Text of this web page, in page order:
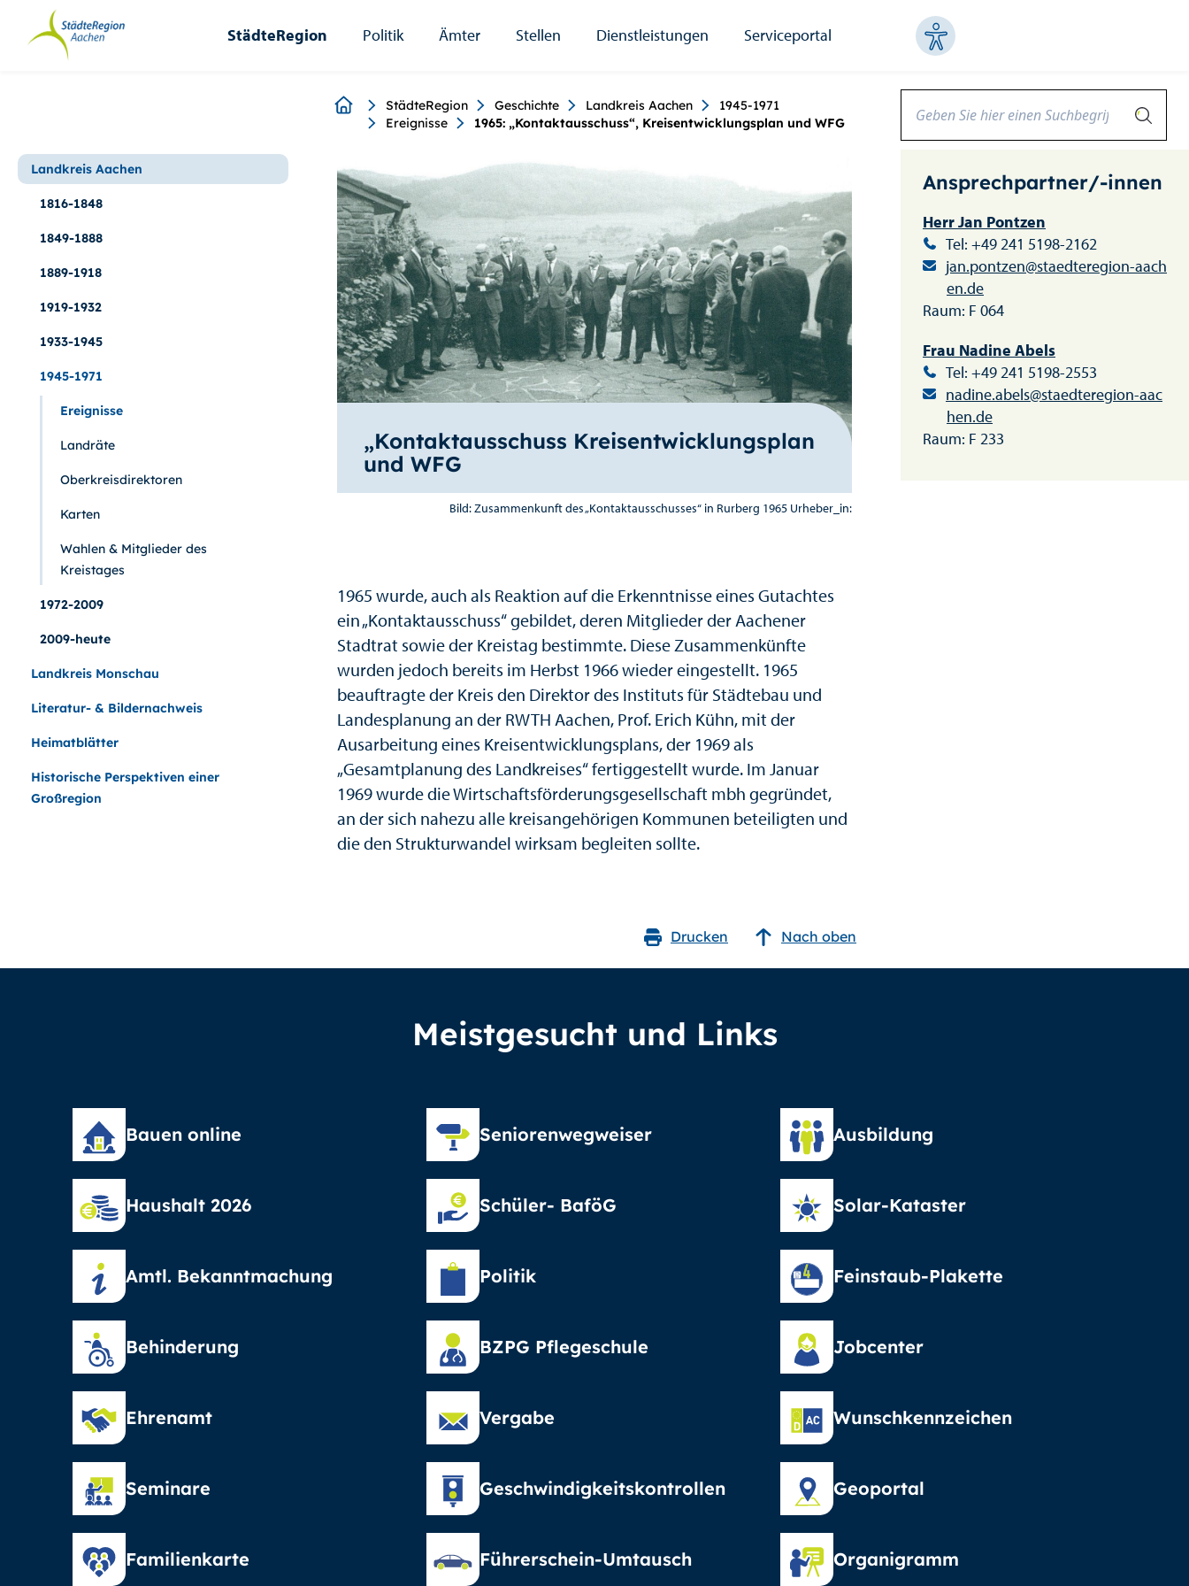
Seiteninhalt.
Hauptnavigation.
StädteRegion
StädteRegion Politik Ämter Stellen Dienstleistungen Serviceportal
BreadcrumbStädteRegion Geschichte Landkreis Aachen
1945-1971
Ereignisse
1965: „Kontaktausschuss“, Kreisentwicklungsplan und WFG
Landkreis Aachen
1816-1848
1849-1888
1889-1918
1919-1932
1933-1945
1945-1971
Ereignisse
Landräte
Oberkreisdirektoren
Karten
Wahlen & Mitglieder des
Kreistages
1972-2009
2009-heute
Landkreis Monschau
Literatur- & Bildernachweis
Heimatblätter
Historische Perspektiven einer
Großregion
„Kontaktausschuss Kreisentwicklungsplan
und WFG
Bild: Zusammenkunft des „Kontaktausschusses“ in Rurberg 1965 Urheber_in:
1965 wurde, auch als Reaktion auf die Erkenntnisse eines Gutachtes
ein „Kontaktausschuss“ gebildet, deren Mitglieder der Aachener
Stadtrat sowie der Kreistag bestimmte. Diese Zusammenkünfte
wurden jedoch bereits im Herbst 1966 wieder eingestellt. 1965
beauftragte der Kreis den Direktor des Instituts für Städtebau und
Landesplanung an der RWTH Aachen, Prof. Erich Kühn, mit der
Ausarbeitung eines Kreisentwicklungsplans, der 1969 als
„Gesamtplanung des Landkreises“ fertiggestellt wurde. Im Januar
1969 wurde die Wirtschaftsförderungsgesellschaft mbh gegründet,
an der sich nahezu alle kreisangehörigen Kommunen beteiligten und
die den Strukturwandel wirksam begleiten sollte.
Nach oben
Drucken
Ansprechpartner/-innen
Herr Jan Pontzen
Tel: +49 241 5198-2162
jan.pontzen@staedteregion-aach
en.de
Raum: F 064
Frau Nadine Abels
Tel: +49 241 5198-2553
nadine.abels@staedteregion-aac
hen.de
Raum: F 233
Meistgesucht und Links
Bauen online Seniorenwegweiser Ausbildung
Haushalt 2026 Schüler- BaföG Solar-Kataster
Amtl. Bekanntmachung Politik Feinstaub-Plakette
Behinderung BZPG Pflegeschule Jobcenter
Ehrenamt Vergabe Wunschkennzeichen
Seminare Geschwindigkeitskontrollen Geoportal
Familienkarte Führerschein-Umtausch Organigramm